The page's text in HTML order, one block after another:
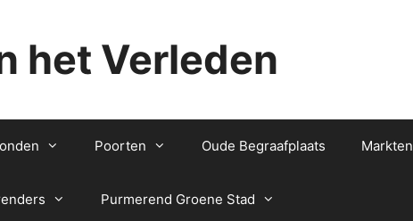
het Verleden
Poorten Oude Begraafplaats Markten
Purmerend Groene Stad